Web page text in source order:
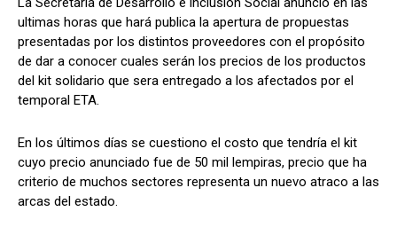
Comparta
Facebook X WhatsApp
Comparta
Facebook X WhatsApp
ultimas horas que hará publica la apertura de propuestas
presentadas por los distintos proveedores con el propósito
de dar a conocer cuales serán los precios de los productos
del kit solidario que sera entregado a los afectados por el
temporal ETA.
En los últimos días se cuestiono el costo que tendría el kit
cuyo precio anunciado fue de 50 mil lempiras, precio que ha
criterio de muchos sectores representa un nuevo atraco a las
arcas del estado.